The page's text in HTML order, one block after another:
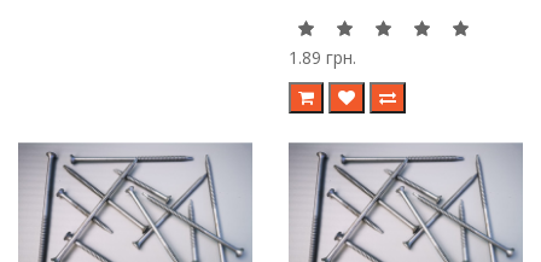
1.89 грн.